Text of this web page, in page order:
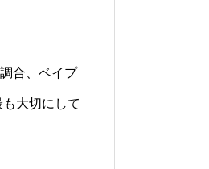
合、ベイプ
大切にして